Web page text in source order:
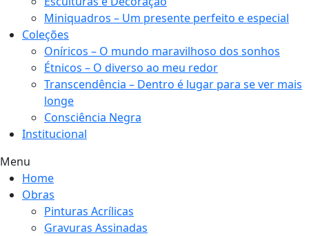
Miniquadros – Um presente perfeito e especial
Coleções
Oníricos – O mundo maravilhoso dos sonhos
Étnicos – O diverso ao meu redor
Transcendência – Dentro é lugar para se ver mais
longe
Consciência Negra
Institucional
Menu
Home
Obras
Pinturas Acrílicas
Gravuras Assinadas